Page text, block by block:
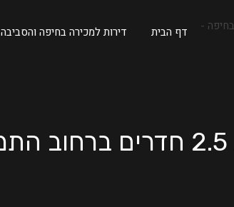
דף הבית דירות למכירה בחיפה והסביבה